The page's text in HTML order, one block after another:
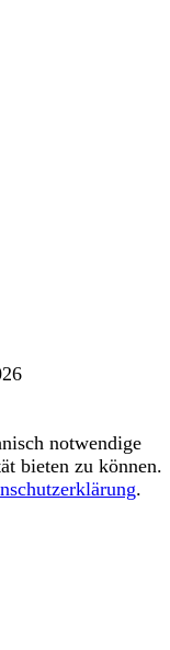
notwendige
bieten zu können.
.